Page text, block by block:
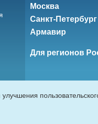
Москва
Санкт-Петербург
Армавир
Для регионов